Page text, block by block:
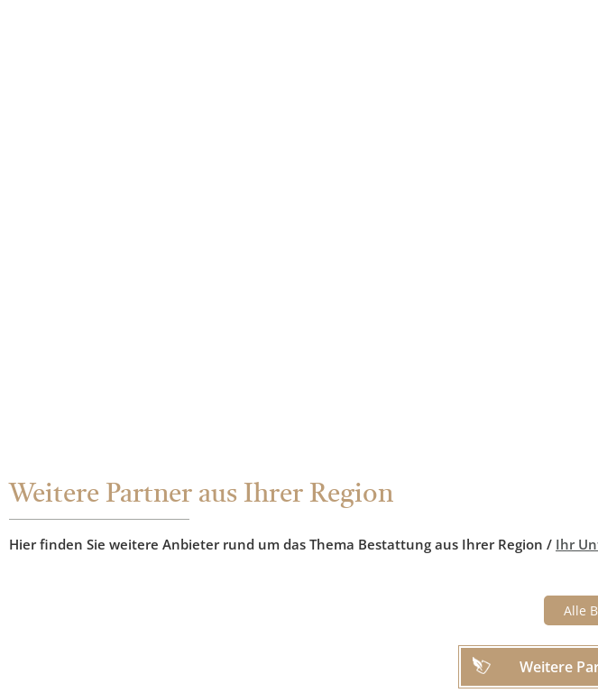
Weitere Partner aus Ihrer Region
Hier finden Sie weitere Anbieter rund um das Thema Bestattung aus Ihrer Region / Ihr
Alle
Weitere